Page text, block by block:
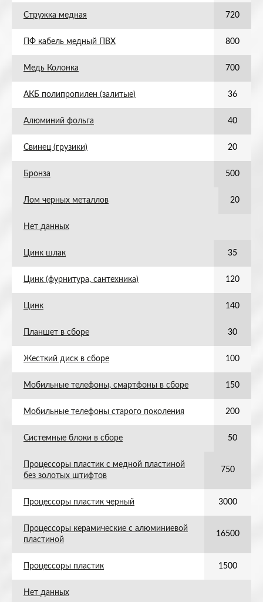
Стружка медная 720
ПФ кабель медный ПВХ 800
Медь Колонка 700
АКБ полипропилен (залитые) 36
Алюминий фольга 40
Свинец (грузики) 20
Бронза 500
Лом черных металлов 20
Нет данных
Цинк шлак 35
Цинк (фурнитура, сантехника) 120
Цинк 140
Планшет в сборе 30
Жесткий диск в сборе 100
Мобильные телефоны, смартфоны в сборе 150
Мобильные телефоны старого поколения 200
Системные блоки в сборе 50
Процессоры пластик с медной пластиной
без золотых штифтов
750
Процессоры пластик черный 3000
Процессоры керамические с алюминиевой
пластиной
16500
Процессоры пластик 1500
Нет данных